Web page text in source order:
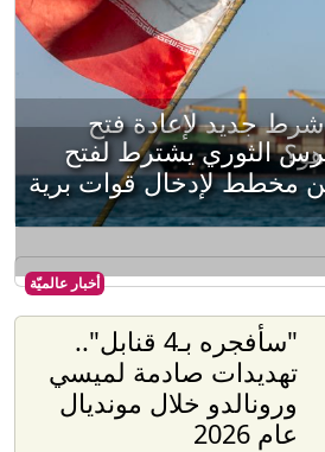
جديد لإعادة فتح
أخبار عالميّة
الثوري يشترط لفتح
مخطط لإدخال قوات برية
"سأفجره بـ4 قنابل"..
تهديدات صادمة لميسي
ورونالدو خلال مونديال
عام 2026